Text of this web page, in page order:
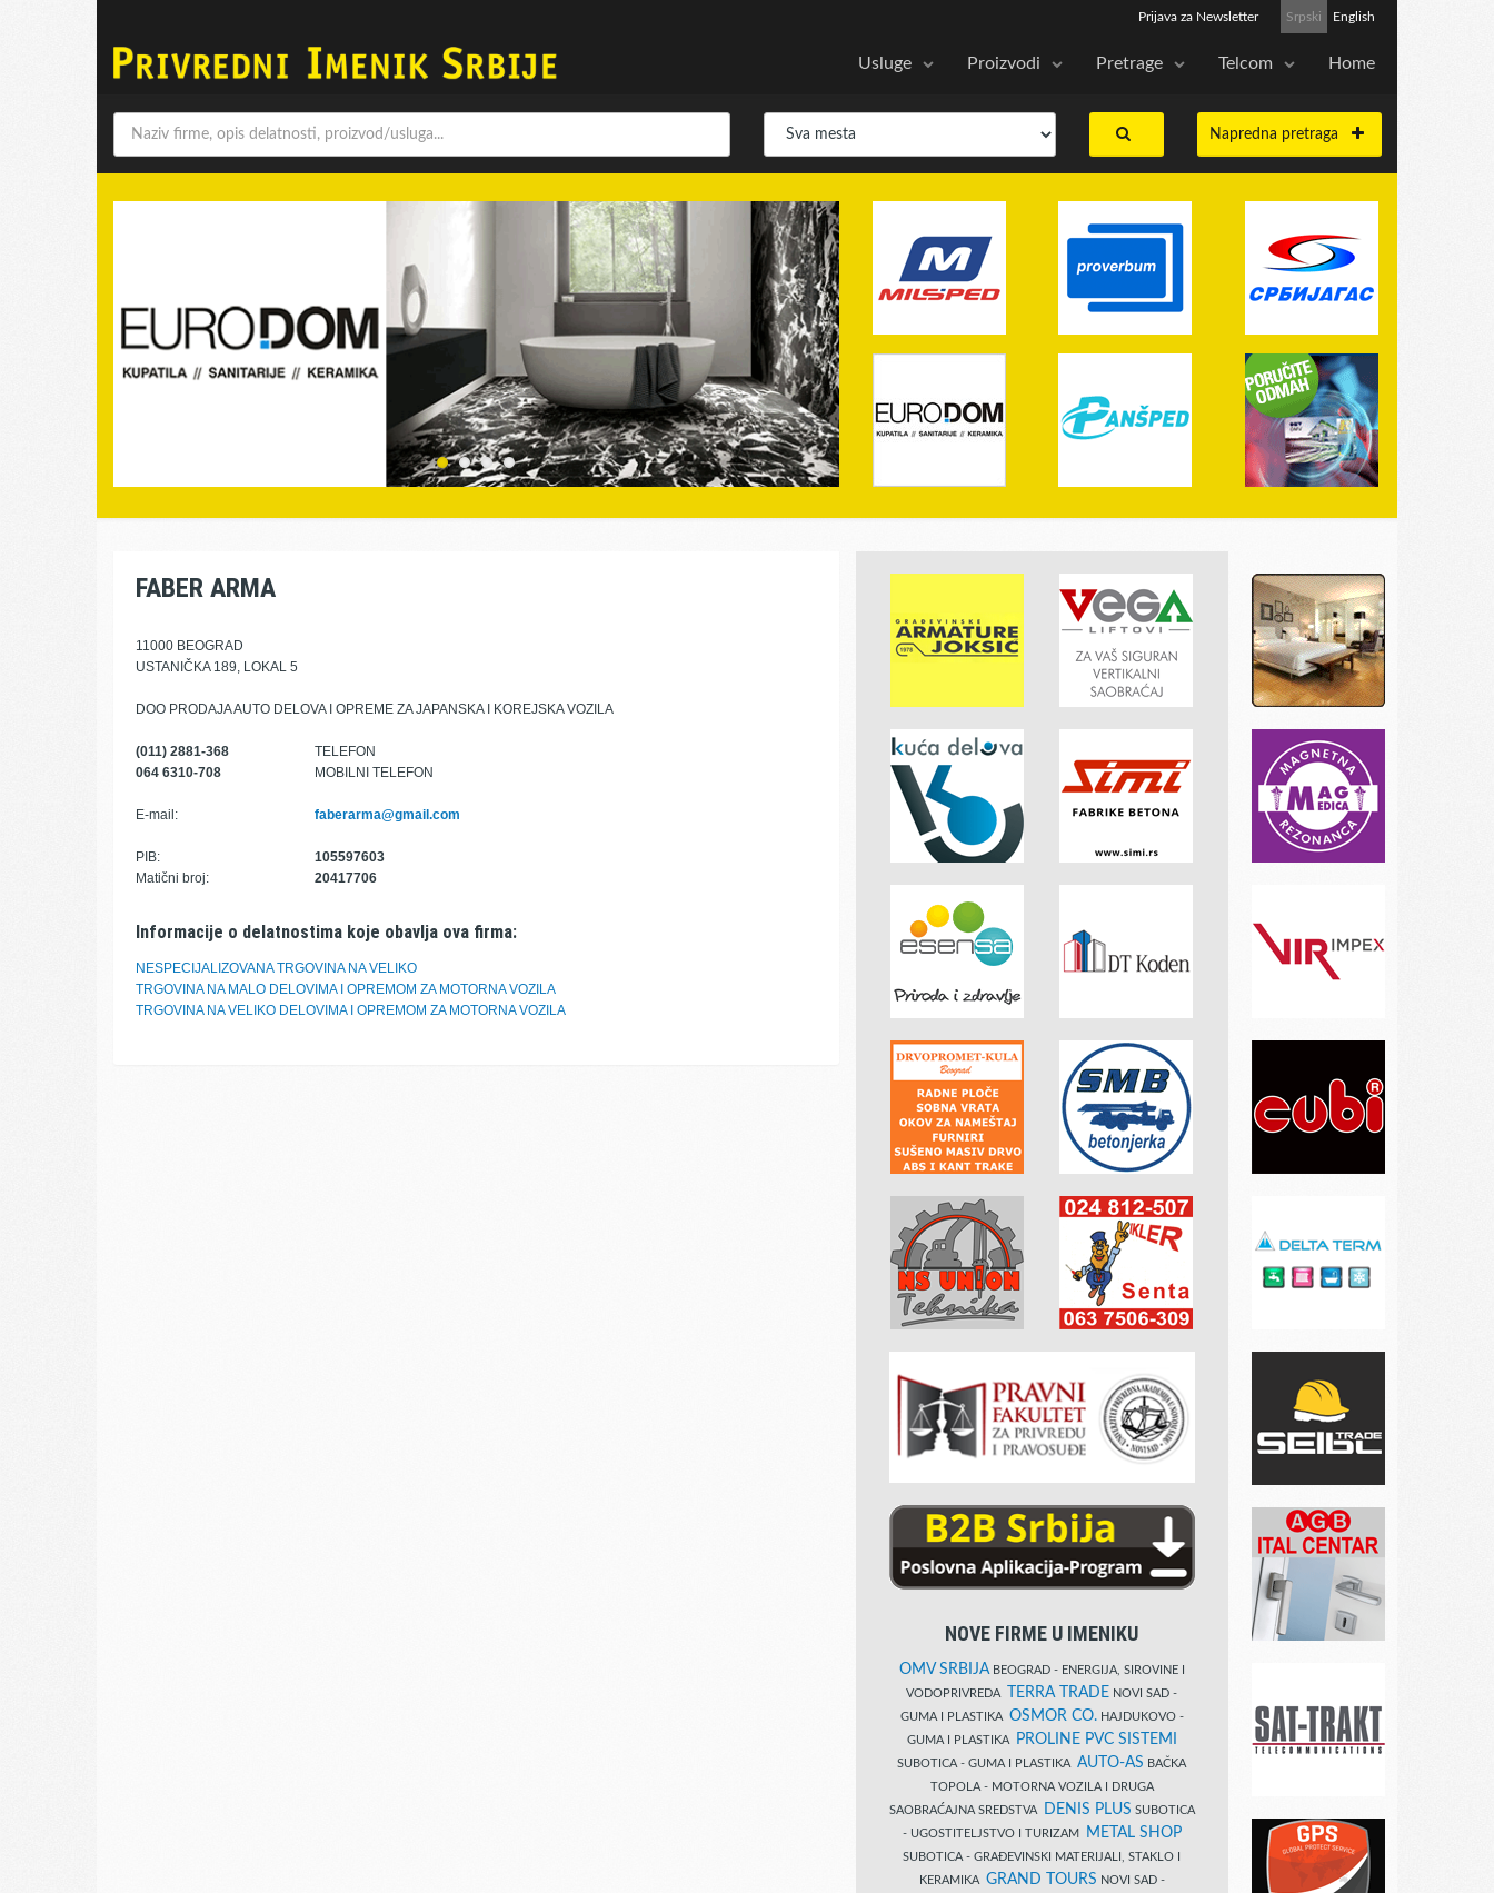
Srpski English
Prijava za Newsletter
Usluge Proizvodi Pretrage Telcom Home
Napredna pretraga
FABER ARMA
11000 BEOGRAD
USTANIČKA 189, LOKAL 5
DOO PRODAJA AUTO DELOVA I OPREME ZA JAPANSKA I KOREJSKA VOZILA
(011) 2881-368
TELEFON
064 6310-708
MOBILNI TELEFON
E-mail: faberarma@gmail.com
PIB:
105597603
Matični broj:
20417706
Informacije o delatnostima koje obavlja ova firma:
NESPECIJALIZOVANA TRGOVINA NA VELIKO
TRGOVINA NA MALO DELOVIMA I OPREMOM ZA MOTORNA VOZILA
TRGOVINA NA VELIKO DELOVIMA I OPREMOM ZA MOTORNA VOZILA
NOVE FIRME U IMENIKU
OMV SRBIJABEOGRAD - ENERGIJA, SIROVINE I
VODOPRIVREDA
TERRA TRADE NOVI SAD -
GUMA I PLASTIKA OSMOR CO.HAJDUKOVO -
GUMA I PLASTIKA
PROLINE PVC SISTEMI
SUBOTICA - GUMA I PLASTIKA AUTO-AS BAČKA
TOPOLA - MOTORNA VOZILA I DRUGA
SAOBRAĆAJNA SREDSTVA
DENIS PLUS SUBOTICA
- UGOSTITELJSTVO I TURIZAM
METAL SHOP
SUBOTICA - GRAĐEVINSKI MATERIJALI, STAKLO I
KERAMIKA GRAND TOURS NOVI SAD -